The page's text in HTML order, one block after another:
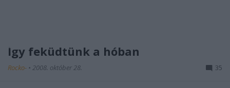
Így feküdtünk a hóban
Rocko- • 2008. október 28. 35